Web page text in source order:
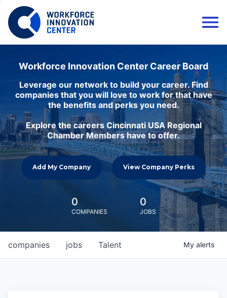
Workforce Innovation Center Career Board
Leverage our network to build your career. Find
companies that you will love to work for that have
the benefits and perks you need.
Explore the careers Cincinnati USA Regional
Chamber Members have to offer.
Add My Company View Company Perks
0
COMPANIES
0
JOBS
jobs
companies Talent My alerts